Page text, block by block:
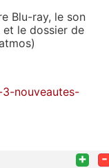
Blu-ray, le son
et le dossier de
nouveautes-
+ -